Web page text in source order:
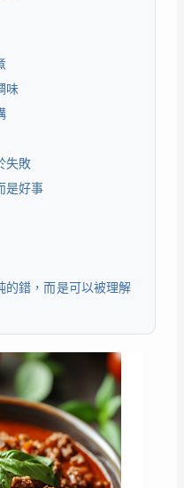
味
失敗
是好事
的錯，而是可以被理解